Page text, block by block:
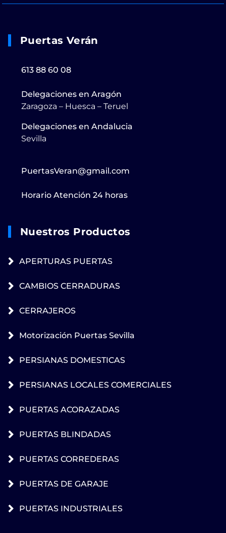
Puertas Verán
613 88 60 08
Delegaciones en Aragón
Zaragoza – Huesca – Teruel
Delegaciones en Andalucia
Sevilla
PuertasVeran@gmail.com
Horario Atención 24 horas
Nuestros Productos
APERTURAS PUERTAS
CAMBIOS CERRADURAS
CERRAJEROS
Motorización Puertas Sevilla
PERSIANAS DOMESTICAS
PERSIANAS LOCALES COMERCIALES
PUERTAS ACORAZADAS
PUERTAS BLINDADAS
PUERTAS CORREDERAS
PUERTAS DE GARAJE
PUERTAS INDUSTRIALES